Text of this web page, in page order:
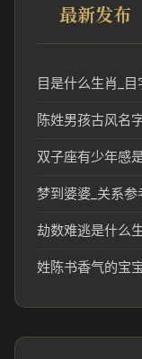
最新发布
目是什么生肖_
陈姓男孩古风名
双子座有少年感
梦到婆婆_关系参
姓陈书香气的宝